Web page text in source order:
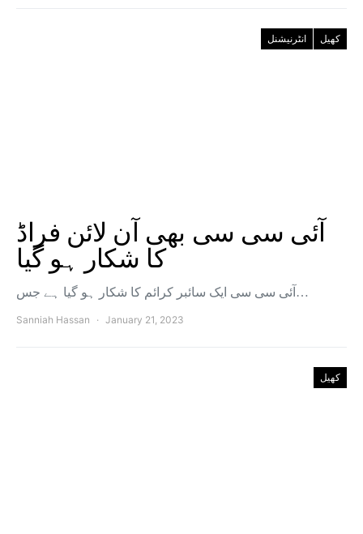
انٹرنیشنل کھیل
آئی سی سی بھی آن لائن فراڈ
کا شکار ہو گیا
آئی سی سی ایک سائبر کرائم کا شکار ہو گیا ہے جس…
Sanniah Hassan January 21, 2023
کھیل